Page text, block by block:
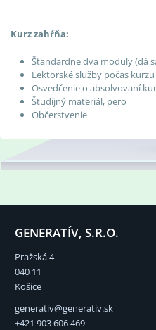
Kurz zahŕňa:
Štandardne dva moduly (dá
Lektorské služby počas kurzu
Osvedčenie o absolvovaní
Študijný materiál, pero
Občerstvenie
GENERATÍV, S.R.O.
Pražská 4
040 11
Košice
generativ@generativ.sk
+421 903 606 469